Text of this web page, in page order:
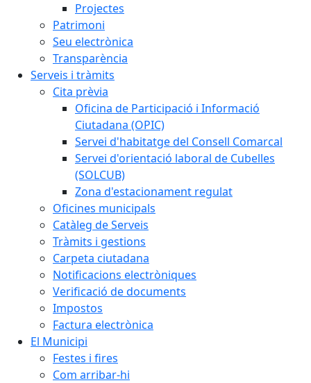
Projectes
Patrimoni
Seu electrònica
Transparència
Serveis i tràmits
Cita prèvia
Oficina de Participació i Informació
Ciutadana (OPIC)
Servei d'habitatge del Consell Comarcal
Servei d'orientació laboral de Cubelles
(SOLCUB)
Zona d'estacionament regulat
Oficines municipals
Catàleg de Serveis
Tràmits i gestions
Carpeta ciutadana
Notificacions electròniques
Verificació de documents
Impostos
Factura electrònica
El Municipi
Festes i fires
Com arribar-hi